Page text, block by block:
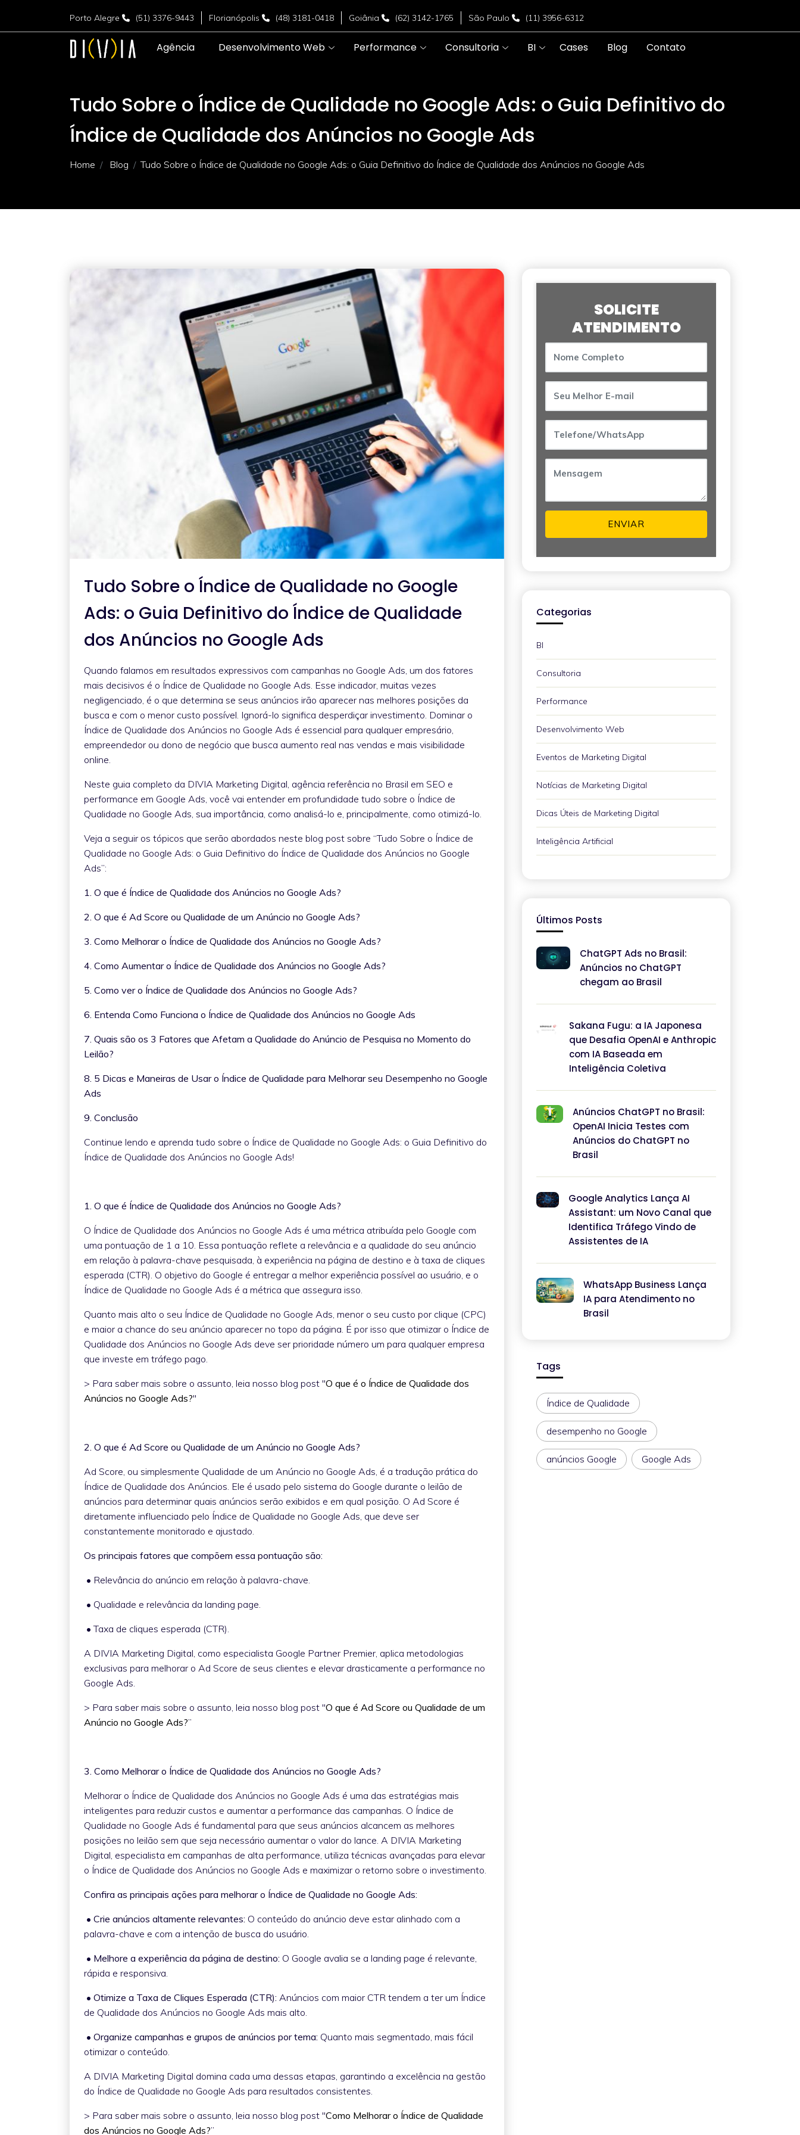
Porto Alegre (51) 3376-9443 Florianópolis (48) 3181-0418 Goiânia (62) 3142-1765 São Paulo (11) 3956-6312
Agência Desenvolvimento Web Performance Consultoria BI Cases Blog Contato
Tudo Sobre o Índice de Qualidade no Google Ads: o Guia Definitivo do
Índice de Qualidade dos Anúncios no Google Ads
Home Blog Tudo Sobre o Índice de Qualidade no Google Ads: o Guia Definitivo do Índice de Qualidade dos Anúncios no Google Ads
Tudo Sobre o Índice de Qualidade no Google
Ads: o Guia Definitivo do Índice de Qualidade
dos Anúncios no Google Ads
Quando falamos em resultados expressivos com campanhas no Google Ads, um dos fatores
mais decisivos é o Índice de Qualidade no Google Ads. Esse indicador, muitas vezes
negligenciado, é o que determina se seus anúncios irão aparecer nas melhores posições da
busca e com o menor custo possível. Ignorá-lo significa desperdiçar investimento. Dominar o
Índice de Qualidade dos Anúncios no Google Ads é essencial para qualquer empresário,
empreendedor ou dono de negócio que busca aumento real nas vendas e mais visibilidade
online.
Neste guia completo da DIVIA Marketing Digital, agência referência no Brasil em SEO e
performance em Google Ads, você vai entender em profundidade tudo sobre o Índice de
Qualidade no Google Ads, sua importância, como analisá-lo e, principalmente, como otimizá-lo.
Veja a seguir os tópicos que serão abordados neste blog post sobre “Tudo Sobre o Índice de
Qualidade no Google Ads: o Guia Definitivo do Índice de Qualidade dos Anúncios no Google
Ads”:
1. O que é Índice de Qualidade dos Anúncios no Google Ads?
2. O que é Ad Score ou Qualidade de um Anúncio no Google Ads?
3. Como Melhorar o Índice de Qualidade dos Anúncios no Google Ads?
4. Como Aumentar o Índice de Qualidade dos Anúncios no Google Ads?
5. Como ver o Índice de Qualidade dos Anúncios no Google Ads?
6. Entenda Como Funciona o Índice de Qualidade dos Anúncios no Google Ads
7. Quais são os 3 Fatores que Afetam a Qualidade do Anúncio de Pesquisa no Momento do
Leilão?
8. 5 Dicas e Maneiras de Usar o Índice de Qualidade para Melhorar seu Desempenho no Google
Ads
9. Conclusão
Continue lendo e aprenda tudo sobre o Índice de Qualidade no Google Ads: o Guia Definitivo do
Índice de Qualidade dos Anúncios no Google Ads!
1. O que é Índice de Qualidade dos Anúncios no Google Ads?
O Índice de Qualidade dos Anúncios no Google Ads é uma métrica atribuída pelo Google com
uma pontuação de 1 a 10. Essa pontuação reflete a relevância e a qualidade do seu anúncio
em relação à palavra-chave pesquisada, à experiência na página de destino e à taxa de cliques
esperada (CTR). O objetivo do Google é entregar a melhor experiência possível ao usuário, e o
Índice de Qualidade no Google Ads é a métrica que assegura isso.
Quanto mais alto o seu Índice de Qualidade no Google Ads, menor o seu custo por clique (CPC)
e maior a chance do seu anúncio aparecer no topo da página. É por isso que otimizar o Índice de
Qualidade dos Anúncios no Google Ads deve ser prioridade número um para qualquer empresa
que investe em tráfego pago.
> Para saber mais sobre o assunto, leia nosso blog post "O que é o Índice de Qualidade dos
Anúncios no Google Ads?"
2. O que é Ad Score ou Qualidade de um Anúncio no Google Ads?
Ad Score, ou simplesmente Qualidade de um Anúncio no Google Ads, é a tradução prática do
Índice de Qualidade dos Anúncios. Ele é usado pelo sistema do Google durante o leilão de
anúncios para determinar quais anúncios serão exibidos e em qual posição. O Ad Score é
diretamente influenciado pelo Índice de Qualidade no Google Ads, que deve ser
constantemente monitorado e ajustado.
Os principais fatores que compõem essa pontuação são:
• Relevância do anúncio em relação à palavra-chave.
• Qualidade e relevância da landing page.
• Taxa de cliques esperada (CTR).
A DIVIA Marketing Digital, como especialista Google Partner Premier, aplica metodologias
exclusivas para melhorar o Ad Score de seus clientes e elevar drasticamente a performance no
Google Ads.
> Para saber mais sobre o assunto, leia nosso blog post "O que é Ad Score ou Qualidade de um
Anúncio no Google Ads?”
3. Como Melhorar o Índice de Qualidade dos Anúncios no Google Ads?
Melhorar o Índice de Qualidade dos Anúncios no Google Ads é uma das estratégias mais
inteligentes para reduzir custos e aumentar a performance das campanhas. O Índice de
Qualidade no Google Ads é fundamental para que seus anúncios alcancem as melhores
posições no leilão sem que seja necessário aumentar o valor do lance. A DIVIA Marketing
Digital, especialista em campanhas de alta performance, utiliza técnicas avançadas para elevar
o Índice de Qualidade dos Anúncios no Google Ads e maximizar o retorno sobre o investimento.
Confira as principais ações para melhorar o Índice de Qualidade no Google Ads:
• Crie anúncios altamente relevantes: O conteúdo do anúncio deve estar alinhado com a
palavra-chave e com a intenção de busca do usuário.
• Melhore a experiência da página de destino: O Google avalia se a landing page é relevante,
rápida e responsiva.
• Otimize a Taxa de Cliques Esperada (CTR): Anúncios com maior CTR tendem a ter um Índice
de Qualidade dos Anúncios no Google Ads mais alto.
• Organize campanhas e grupos de anúncios por tema: Quanto mais segmentado, mais fácil
otimizar o conteúdo.
A DIVIA Marketing Digital domina cada uma dessas etapas, garantindo a excelência na gestão
do Índice de Qualidade no Google Ads para resultados consistentes.
> Para saber mais sobre o assunto, leia nosso blog post "Como Melhorar o Índice de Qualidade
dos Anúncios no Google Ads?”
SOLICITE
ATENDIMENTO
ENVIAR
Categorias
BI
Consultoria
Performance
Desenvolvimento Web
Eventos de Marketing Digital
Notícias de Marketing Digital
Dicas Úteis de Marketing Digital
Inteligência Artificial
Últimos Posts
ChatGPT Ads no Brasil:
Anúncios no ChatGPT
chegam ao Brasil
Sakana Fugu: a IA Japonesa
que Desafia OpenAI e Anthropic
com IA Baseada em
Inteligência Coletiva
Anúncios ChatGPT no Brasil:
OpenAI Inicia Testes com
Anúncios do ChatGPT no
Brasil
Google Analytics Lança AI
Assistant: um Novo Canal que
Identifica Tráfego Vindo de
Assistentes de IA
WhatsApp Business Lança
IA para Atendimento no
Brasil
Tags
Índice de Qualidade
desempenho no Google
anúncios Google Google Ads